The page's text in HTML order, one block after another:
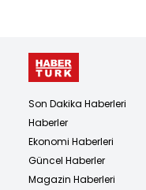
Son Dakika Haberleri
Haberler
Ekonomi Haberleri
Güncel Haberler
Magazin Haberleri